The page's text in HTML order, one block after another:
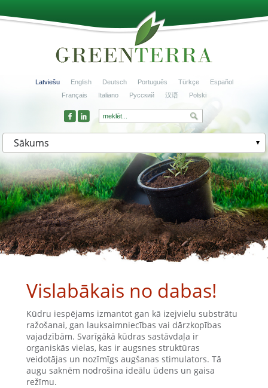
Latviešu English Deutsch Português Türkçe
Español
Français
Italiano Русский 汉语 Polski
Sākums
Vislabākais no dabas!
Kūdru iespējams izmantot gan kā izejvielu substrātu
ražošanai, gan lauksaimniecības vai dārzkopības
vajadzībām. Svarīgākā kūdras sastāvdaļa ir
organiskās vielas, kas ir augsnes struktūras
veidotājas un nozīmīgs augšanas stimulators. Tā
augu saknēm nodrošina ideālu ūdens un gaisa
režīmu.